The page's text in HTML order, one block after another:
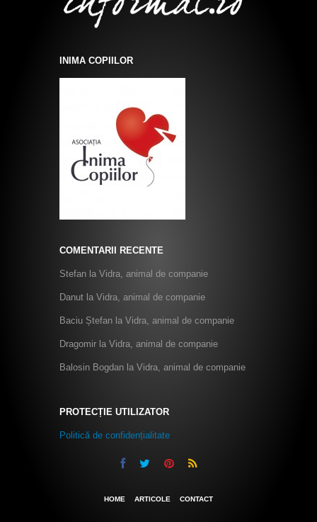
INIMA COPIILOR
COMENTARII RECENTE
Stefan la Vidra, animal de companie
Danut la Vidra, animal de companie
Baciu Ștefan la Vidra, animal de companie
Dragomir la Vidra, animal de companie
Balosin Bogdan la Vidra, animal de companie
PROTECȚIE UTILIZATOR
Politică de confidențialitate
HOME ARTICOLE CONTACT